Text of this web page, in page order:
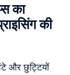
का
की
और छुट्टियों